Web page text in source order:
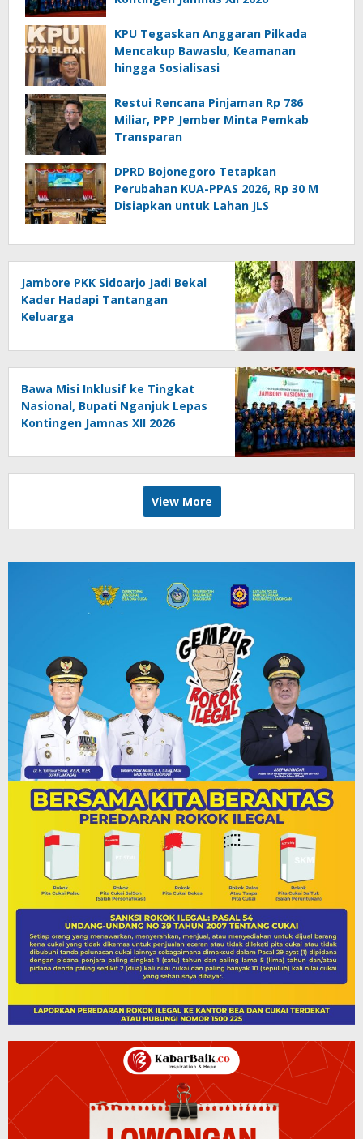
KPU Tegaskan Anggaran Pilkada
Mencakup Bawaslu, Keamanan
hingga Sosialisasi
Restui Rencana Pinjaman Rp 786
Miliar, PPP Jember Minta Pemkab
Transparan
DPRD Bojonegoro Tetapkan
Perubahan KUA-PPAS 2026, Rp 30 M
Disiapkan untuk Lahan JLS
Jambore PKK Sidoarjo Jadi Bekal
Kader Hadapi Tantangan
Keluarga
Bawa Misi Inklusif ke Tingkat
Nasional, Bupati Nganjuk Lepas
Kontingen Jamnas XII 2026
View More